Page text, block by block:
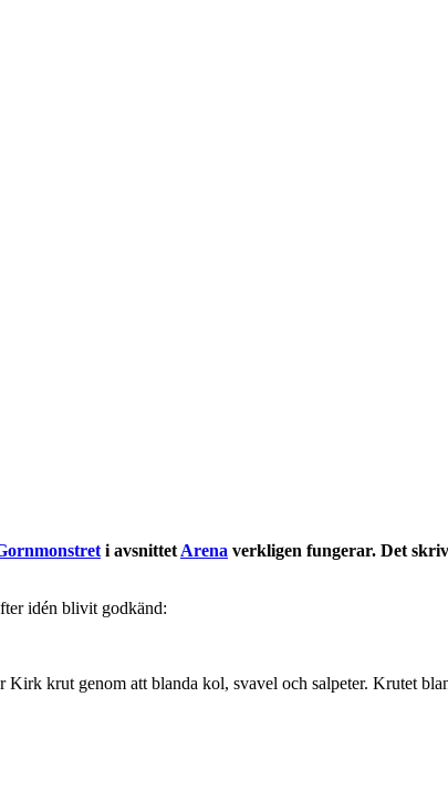
i avsnittet Arena verkligen fungerar. Det
idén blivit godkänd:
krut genom att blanda kol, svavel och salpeter. Krutet